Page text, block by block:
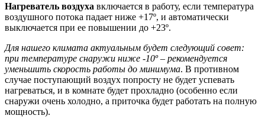
Нагреватель воздуха включается в работу, если температура
воздушного потока падает ниже +17º, и автоматически
выключается при ее повышении до +23º.
Для нашего климата актуальным будет следующий совет:
при температуре снаружи ниже -10º – рекомендуется
уменьшить скорость работы до минимума. В противном
случае поступающий воздух попросту не будет успевать
нагреваться, и в комнате будет прохладно (особенно если
снаружи очень холодно, а приточка будет работать на полную
мощность).